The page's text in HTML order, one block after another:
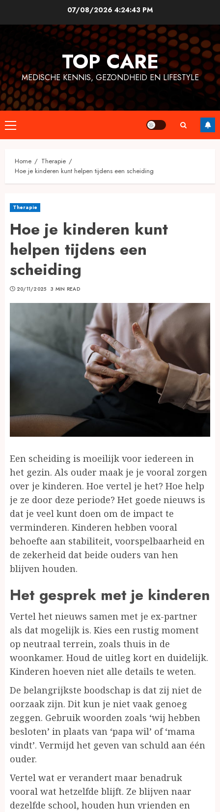
07/08/2026 4:24:44 PM
TOP CARE
MEDISCHE KENNIS, GEZONDHEID EN LIFESTYLE
Primary
Menu
Home
Therapie
Hoe je kinderen kunt helpen tijdens een scheiding
Therapie
Hoe je kinderen kunt
helpen tijdens een
scheiding
20/11/2025 3 MIN READ
Een scheiding is moeilijk voor iedereen in
het gezin. Als ouder maak je je vooral zorgen
over je kinderen. Hoe vertel je het? Hoe help
je ze door deze periode? Het goede nieuws is
dat je veel kunt doen om de impact te
verminderen. Kinderen hebben vooral
behoefte aan stabiliteit, voorspelbaarheid en
de zekerheid dat beide ouders van hen
blijven houden.
Het gesprek met je kinderen
Vertel het nieuws samen met je ex-partner
als dat mogelijk is. Kies een rustig moment
op neutraal terrein, zoals thuis in de
woonkamer. Houd de uitleg kort en duidelijk.
Kinderen hoeven niet alle details te weten.
De belangrijkste boodschap is dat zij niet de
oorzaak zijn. Dit kun je niet vaak genoeg
zeggen. Gebruik woorden zoals ‘wij hebben
besloten’ in plaats van ‘papa wil’ of ‘mama
vindt’. Vermijd het geven van schuld aan één
ouder.
Vertel wat er verandert maar benadruk
vooral wat hetzelfde blijft. Ze blijven naar
dezelfde school, houden hun vrienden en